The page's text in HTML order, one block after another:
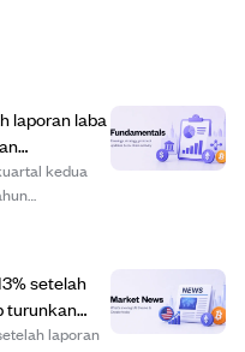
laporan laba
kedua
yang
setelah
turunkan
laporan